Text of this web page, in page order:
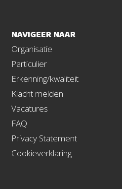
NAVIGEER NAAR
Organisatie
Particulier
Erkenning/kwaliteit
Klacht melden
Vacatures
FAQ
Privacy Statement
Cookieverklaring